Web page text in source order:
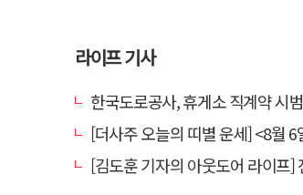
라이프 기사
한국도로공사, 휴게소 직계약 시범운
[더사주 오늘의 띠별 운세] <8월
[김도훈 기자의 아웃도어 라이프] 전남 신안군 12사